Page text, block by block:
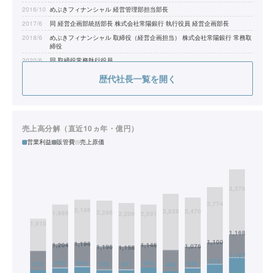
2016/10 めぶきフィナンシャル 経営管理部担当部長
2017/6
同 経営企画部統括部長 株式会社常陽銀行 執行役員 経営企画部長
2018/6
めぶきフィナンシャル 取締役（経営企画担当） 株式会社常陽銀行 常務取
締役
2020/6
同 取締役常務執行役員
同 取締役頭取（代表取締役）（現任）
歴代社長一覧を開く
売上高分解（直近10ヵ年・億円）
営業利益 販管費 売上原価